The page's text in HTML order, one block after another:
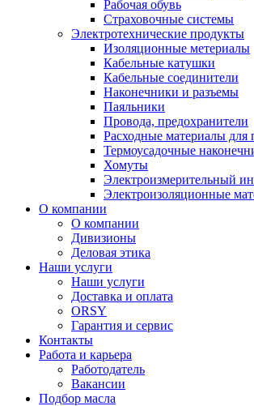
Рабочая обувь
Страховочные системы
Электротехнические продукты
Изоляционные метериалы
Кабельные катушки
Кабельные соединители
Наконечники и разъемы
Паяльники
Провода, предохранители
Расходные материалы для
Термоусадочные
Хомуты
Электроизмерительный
Электроизоляционные
О компании
О компании
Дивизионы
Деловая этика
Наши услуги
Наши услуги
Доставка и оплата
ORSY
Гарантия и сервис
Контакты
Работа и карьера
Работодатель
Вакансии
Подбор масла